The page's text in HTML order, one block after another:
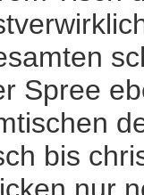
Spree
bis